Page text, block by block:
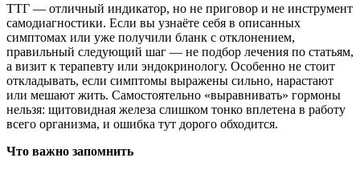
ТТГ — отличный индикатор, но не приговор и не инструмент
самодиагностики. Если вы узнаёте себя в описанных
симптомах или уже получили бланк с отклонением,
правильный следующий шаг — не подбор лечения по статьям,
а визит к терапевту или эндокринологу. Особенно не стоит
откладывать, если симптомы выражены сильно, нарастают
или мешают жить. Самостоятельно «выравнивать» гормоны
нельзя: щитовидная железа слишком тонко вплетена в работу
всего организма, и ошибка тут дорого обходится.
Что важно запомнить